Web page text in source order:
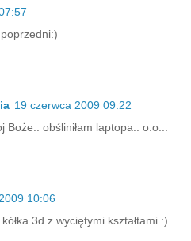
19 czerwca 2009 09:22
obśliniłam laptopa.. o.o...
10:06
3d z wyciętymi kształtami :)